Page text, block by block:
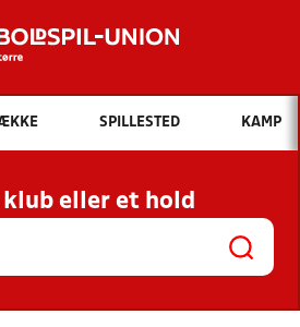
Hvad vil du søge efter?
INDHOLD OG NYHEDER
KLUBBER OG
HOLD
SPILLESTED KAMP
klub eller et hold